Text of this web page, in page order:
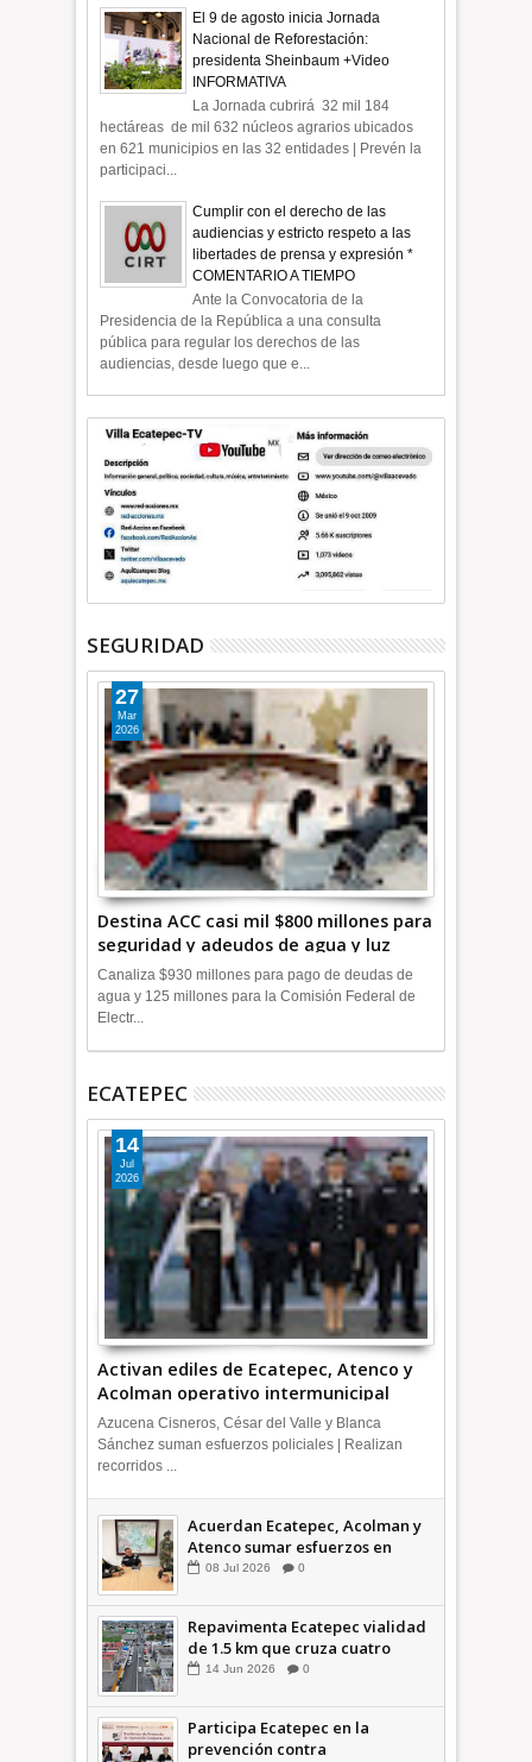
El 9 de agosto inicia Jornada
Nacional de Reforestación:
presidenta Sheinbaum +Video
INFORMATIVA
La Jornada cubrirá 32 mil 184
hectáreas de mil 632 núcleos agrarios ubicados
en 621 municipios en las 32 entidades | Prevén la
participaci...
Cumplir con el derecho de las
audiencias y estricto respeto a las
libertades de prensa y expresión *
COMENTARIO A TIEMPO
Ante la Convocatoria de la
Presidencia de la República a una consulta
pública para regular los derechos de las
audiencias, desde luego que e...
SEGURIDAD
Destina ACC casi mil $800 millones para
seguridad y adeudos de agua y luz
+Video
27
Mar
2026
Canaliza $930 millones para pago de deudas de
agua y 125 millones para la Comisión Federal de
Electr...
ECATEPEC
Activan ediles de Ecatepec, Atenco y
Acolman operativo intermunicipal
14
Jul
2026
Azucena Cisneros, César del Valle y Blanca
Sánchez suman esfuerzos policiales | Realizan
recorridos ...
Acuerdan Ecatepec, Acolman y
Atenco sumar esfuerzos en
seguridad
08 Jul 2026 0
Repavimenta Ecatepec vialidad
de 1.5 km que cruza cuatro
comunidades +Video
14 Jun 2026 0
Participa Ecatepec en la
prevención contra